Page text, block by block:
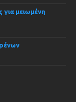
μειωμένη